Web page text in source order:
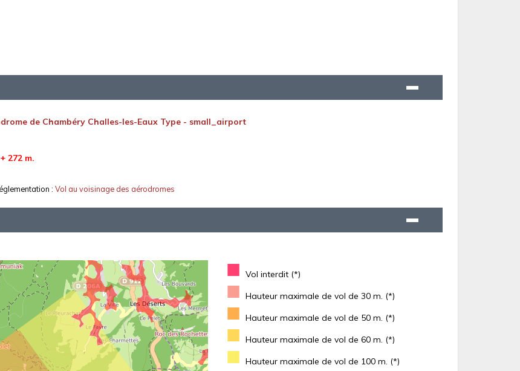
de Chambéry Challes-les-Eaux Type - small_airport
+ 272 m.
: Vol au voisinage des aérodromes
■ Vol interdit (*)
■ Hauteur maximale de vol de 30 m. (*)
■ Hauteur maximale de vol de 50 m. (*)
■ Hauteur maximale de vol de 60 m. (*)
■ Hauteur maximale de vol de 100 m. (*)